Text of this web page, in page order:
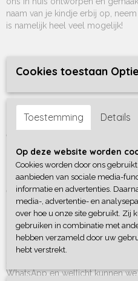
naam van je kindje erbij op,
is namelijk heel veel mogelijk!
Kies zo de kleur van je
een t-shirtje òf een sweater (+ €
mouwlengte. Sweaters hebben
Rompers zijn er in het wit en
genoemde kleuren en sweaters
en sand/mokka
Zo creëer je je eigen custom
cadeau te geven
WhatsApp en wellicht kunnen
Cookies toestaan
Toestemming Details
Op deze website worden
Cookies worden door ons
aanbieden van sociale media-
informatie en advertenties.
media-, advertentie- en
over hoe u onze site gebruikt. Zij
gebruiken in combinatie met
hebben verzameld door uw
hebt verstrekt.